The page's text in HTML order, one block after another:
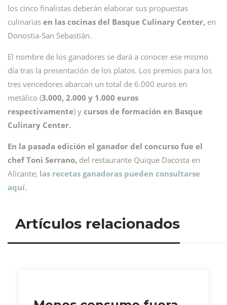
los cinco finalistas deberán elaborar sus propuestas
culinarias en las cocinas del Basque Culinary Center, en
Donostia-San Sebastián.
El nombre de los ganadores se dará a conocer ese mismo
día tras la presentación de los platos. Los premios para los
tres vencedores abarcan un total de 6.000 euros en
metálico (3.000, 2.000 y 1.000 euros
respectivamente) y cursos de formación en Basque
Culinary Center.
En la pasada edición el ganador del concurso fue el
chef Toni Serrano, del restaurante Quique Dacosta en
Alicante; las recetas ganadoras pueden consultarse
aquí.
Artículos relacionados